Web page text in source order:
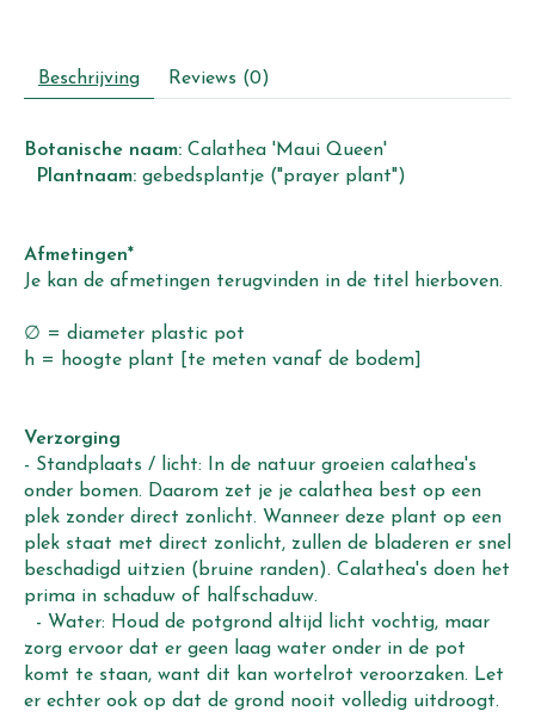
Beschrijving Reviews (0)
Botanische naam: Calathea 'Maui Queen'
Plantnaam: gebedsplantje ("prayer plant")
Afmetingen*
Je kan de afmetingen terugvinden in de titel hierboven.
∅ = diameter plastic pot
h = hoogte plant [te meten vanaf de bodem]
Verzorging
- Standplaats / licht: In de natuur groeien calathea's
onder bomen. Daarom zet je je calathea best op een
plek zonder direct zonlicht. Wanneer deze plant op een
plek staat met direct zonlicht, zullen de bladeren er snel
beschadigd uitzien (bruine randen). Calathea's doen het
prima in schaduw of halfschaduw.
- Water: Houd de potgrond altijd licht vochtig, maar
zorg ervoor dat er geen laag water onder in de pot
komt te staan, want dit kan wortelrot veroorzaken. Let
er echter ook op dat de grond nooit volledig uitdroogt.